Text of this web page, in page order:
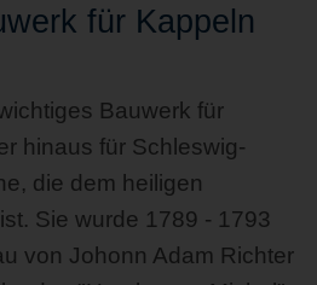
für Kappeln
Bauwerk für
hinaus für Schleswig-
die dem heiligen
Sie wurde 1789 - 1793
von Johonn Adam Richter